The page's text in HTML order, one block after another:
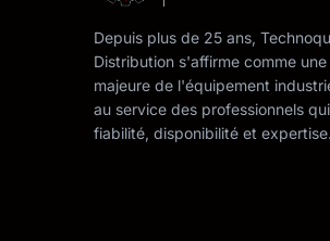
Depuis plus de 25 ans,
Distribution s'affirme comme
majeure de l'équipement
au service des professionnels
fiabilité, disponibilité et expertise.